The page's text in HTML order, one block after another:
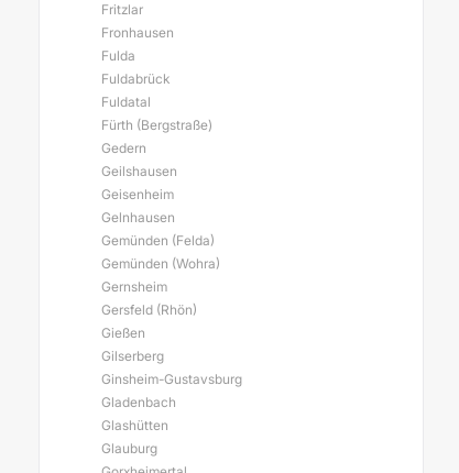
Fritzlar
Fronhausen
Fulda
Fuldabrück
Fuldatal
Fürth (Bergstraße)
Gedern
Geilshausen
Geisenheim
Gelnhausen
Gemünden (Felda)
Gemünden (Wohra)
Gernsheim
Gersfeld (Rhön)
Gießen
Gilserberg
Ginsheim-Gustavsburg
Gladenbach
Glashütten
Glauburg